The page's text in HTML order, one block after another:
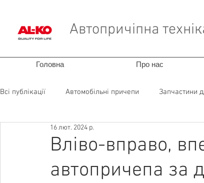
Автопричіпна
Головна Про нас
Всі публікації Автомобільні причепи Запчастини
Запчастини для фургонів
Вліво-вправо,
автопричепа за
16 лют. 2024 р.